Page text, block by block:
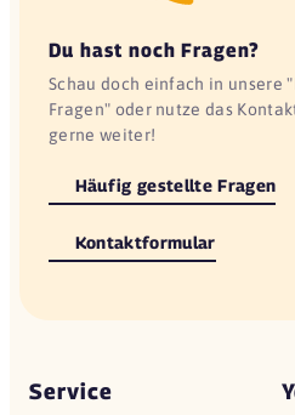
Du hast noch Fragen?
Schau doch einfach in unsere
Fragen" oder nutze das
gerne weiter!
Häufig gestellte Fragen
Kontaktformular
Service